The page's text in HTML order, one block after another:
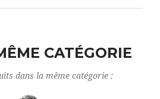
CATÉGORIE
dans la même catégorie :